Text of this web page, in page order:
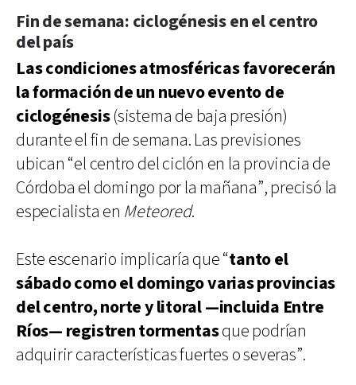
Fin de semana: ciclogénesis en el centro
del país
Las condiciones atmosféricas favorecerán
la formación de un nuevo evento de
ciclogénesis(sistema de baja presión)
durante el fin de semana. Las previsiones
ubican “el centro del ciclón en la provincia de
Córdoba el domingo por la mañana”, precisó la
especialista en Meteored.
Este escenario implicaría que “tanto el
sábado como el domingo varias provincias
del centro, norte y litoral —incluida Entre
Ríos— registren tormentasque podrían
adquirir características fuertes o severas”.